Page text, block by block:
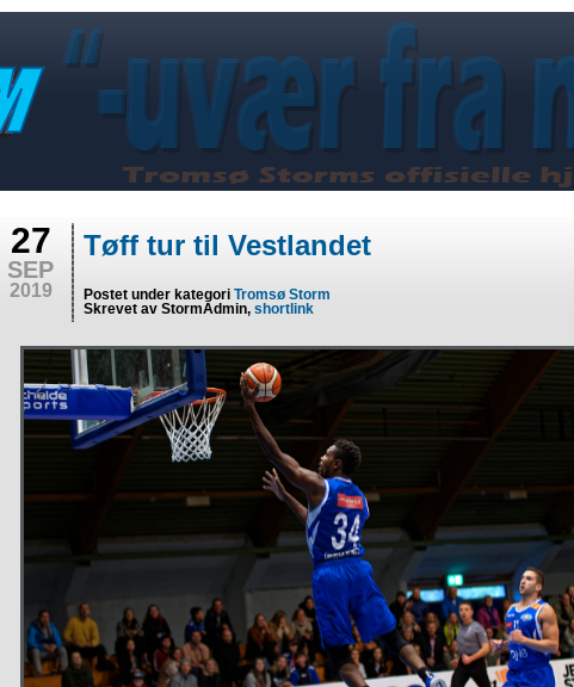
27
SEP
2019
Tøff tur til Vestlandet
Postet under kategori Tromsø Storm
Skrevet av StormAdmin, shortlink